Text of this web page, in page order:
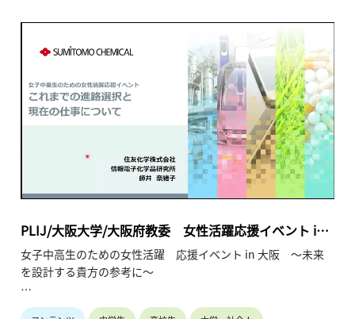
ダイバーシティ、男女共同参画、リケジョが時代のキーワード
産業界は女子の活躍の場を拡大して参ります。お子様や生徒と
将来を語り合うきっかけにしてください。
PLIJ/大阪大学/大阪府教委 女性活躍応援イベント in
大阪 ～未来を設計する貴方の参考に～ご講演：化学
／研究・開発（2024年7月23日）
女子中高生のための女性活躍 応援イベント in 大阪 ～未来
を設計する貴方の参考に～
女子中高生の皆様へ